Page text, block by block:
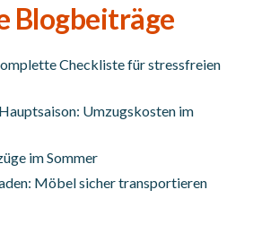
Blogbeiträge
Checkliste für stressfreien
Umzugskosten im
im Sommer
Möbel sicher transportieren